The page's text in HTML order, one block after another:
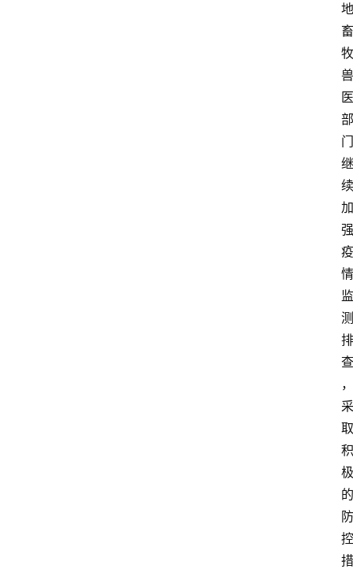
地
畜
牧
兽
医
部
门
继
续
加
强
疫
情
监
测
排
查
，
采
取
积
极
的
防
控
措